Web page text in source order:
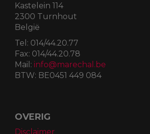
Kastelein 114
2300 Turnhout
België
Tel: 014/44.20.77
Fax: 014/44.20.78
Mail: info@marechal.be
BTW: BE0451 449 084
OVERIG
Disclaimer